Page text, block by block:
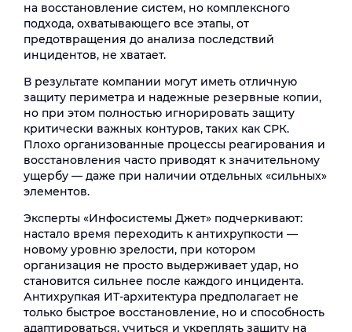
на восстановление систем, но комплексного
подхода, охватывающего все этапы, от
предотвращения до анализа последствий
инцидентов, не хватает.
В результате компании могут иметь отличную
защиту периметра и надежные резервные копии,
но при этом полностью игнорировать защиту
критически важных контуров, таких как СРК.
Плохо организованные процессы реагирования и
восстановления часто приводят к значительному
ущербу — даже при наличии отдельных «сильных»
элементов.
Эксперты «Инфосистемы Джет» подчеркивают:
настало время переходить к антихрупкости —
новому уровню зрелости, при котором
организация не просто выдерживает удар, но
становится сильнее после каждого инцидента.
Антихрупкая ИТ-архитектура предполагает не
только быстрое восстановление, но и способность
адаптироваться, учиться и укреплять защиту на